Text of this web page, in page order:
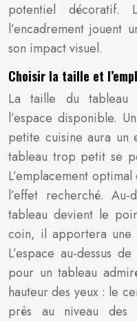
potentiel décoratif.
l’encadrement jouent
son impact visuel.
Choisir la taille et
La taille du tableau
l’espace disponible.
petite cuisine aura un
tableau trop petit se
L’emplacement
l’effet recherché.
tableau devient le
coin, il apportera une
L’espace au-dessus
pour un tableau
hauteur des yeux : le
près au niveau des